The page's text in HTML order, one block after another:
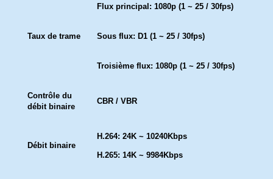
Taux de trame
Flux principal: 1080p (1 ~ 25 / 30fps)
Sous flux: D1 (1 ~ 25 / 30fps)
Troisième flux: 1080p (1 ~ 25 / 30fps)
Contrôle du
débit binaire
CBR / VBR
Débit binaire
H.264: 24K ~ 10240Kbps
H.265: 14K ~ 9984Kbps